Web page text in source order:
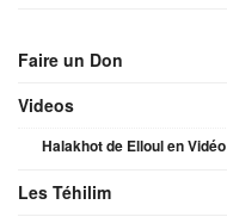
Faire un Don
Videos
Halakhot de Elloul en Vidéo
Les Téhilim